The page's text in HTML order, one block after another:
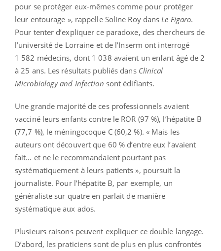
pour se protéger eux-mêmes comme pour protéger
leur entourage », rappelle Soline Roy dans Le Figaro.
Pour tenter d’expliquer ce paradoxe, des chercheurs de
l’université de Lorraine et de l’Inserm ont interrogé
1 582 médecins, dont 1 038 avaient un enfant âgé de 2
à 25 ans. Les résultats publiés dansClinical
Microbiology and Infection sont édifiants.
Une grande majorité de ces professionnels avaient
vacciné leurs enfants contre le ROR (97 %), l’hépatite B
(77,7 %), le méningocoque C (60,2 %). « Mais les
auteurs ont découvert que 60 % d’entre eux l’avaient
fait… et ne le recommandaient pourtant pas
systématiquement à leurs patients », poursuit la
journaliste. Pour l’hépatite B, par exemple, un
généraliste sur quatre en parlait de manière
systématique aux ados.
Plusieurs raisons peuvent expliquer ce double langage.
D’abord, les praticiens sont de plus en plus confrontés